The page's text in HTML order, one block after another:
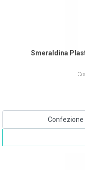
Smeraldina